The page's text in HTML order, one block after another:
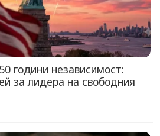
години независимост:
за лидера на свободния